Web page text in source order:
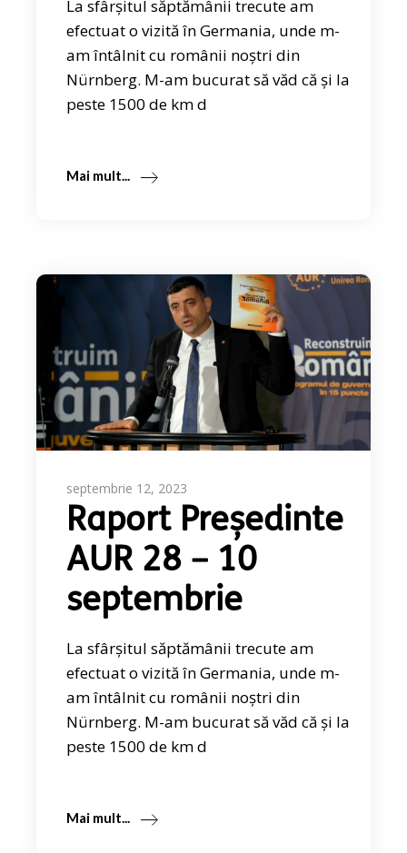
La sfârșitul săptămânii trecute am
efectuat o vizită în Germania, unde m-
am întâlnit cu românii noștri din
Nürnberg. M-am bucurat să văd că și la
peste 1500 de km d
Mai mult...
septembrie 12, 2023
Raport Președinte
AUR 28 – 10
septembrie
La sfârșitul săptămânii trecute am
efectuat o vizită în Germania, unde m-
am întâlnit cu românii noștri din
Nürnberg. M-am bucurat să văd că și la
peste 1500 de km d
Mai mult...